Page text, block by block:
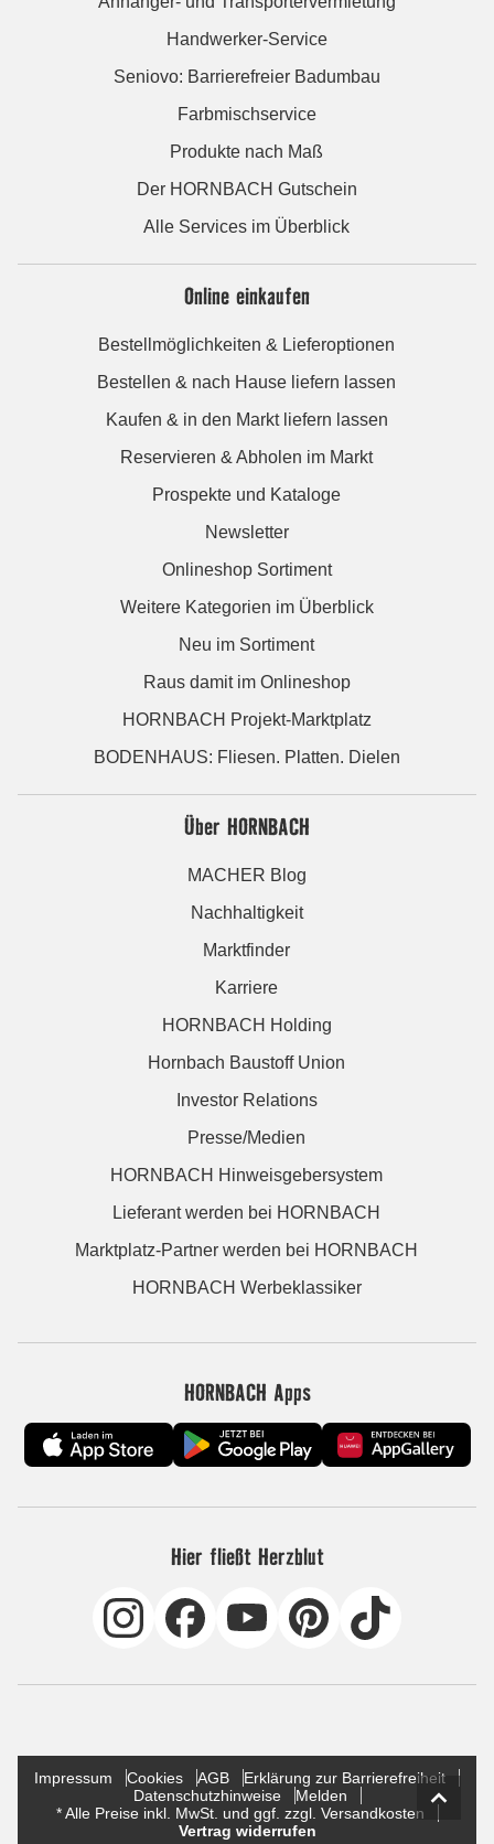
Handwerker-Service
Seniovo: Barrierefreier Badumbau
Farbmischservice
Produkte nach Maß
Der HORNBACH Gutschein
Alle Services im Überblick
Online einkaufen
Bestellmöglichkeiten & Lieferoptionen
Bestellen & nach Hause liefern lassen
Kaufen & in den Markt liefern lassen
Reservieren & Abholen im Markt
Prospekte und Kataloge
Newsletter
Onlineshop Sortiment
Weitere Kategorien im Überblick
Neu im Sortiment
Raus damit im Onlineshop
HORNBACH Projekt-Marktplatz
BODENHAUS: Fliesen. Platten. Dielen
Über HORNBACH
MACHER Blog
Nachhaltigkeit
Marktfinder
Karriere
HORNBACH Holding
Hornbach Baustoff Union
Investor Relations
Presse/Medien
HORNBACH Hinweisgebersystem
Lieferant werden bei HORNBACH
Marktplatz-Partner werden bei HORNBACH
HORNBACH Werbeklassiker
HORNBACH Apps
Hier fließt Herzblut
Impressum Cookies AGB
Erklärung zur Barrierefreiheit
Datenschutzhinweise
Melden
* Alle Preise inkl. MwSt. und ggf. zzgl. Versandkosten
Vertrag widerrufen